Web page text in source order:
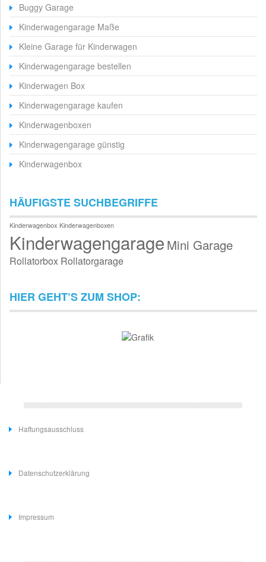
Buggy Garage
Kinderwagengarage Maße
Kleine Garage für Kinderwagen
Kinderwagengarage bestellen
Kinderwagen Box
Kinderwagengarage kaufen
Kinderwagenboxen
Kinderwagengarage günstig
Kinderwagenbox
HÄUFIGSTE SUCHBEGRIFFE
Kinderwagenbox Kinderwagenboxen
Kinderwagengarage Mini Garage
Rollatorbox Rollatorgarage
HIER GEHT’S ZUM SHOP:
Haftungsausschluss
Datenschutzerklärung
Impressum